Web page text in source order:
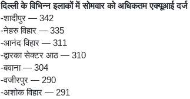
दिल्ली के विभिन्न इलाकों में सोमवार को अधिकतम एक्यूआई दर्ज
-शादीपुर — 342
-नेहरु विहार — 335
-आनंद विहार — 311
-द्वारका सेक्टर आठ — 310
-बवाना — 304
-वजीरपुर — 290
-अशोक विहार — 291